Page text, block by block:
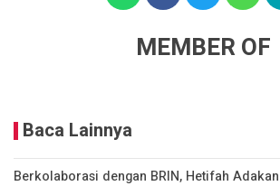
MEMBER OF
Baca Lainnya
Berkolaborasi dengan BRIN, Hetifah Adakan